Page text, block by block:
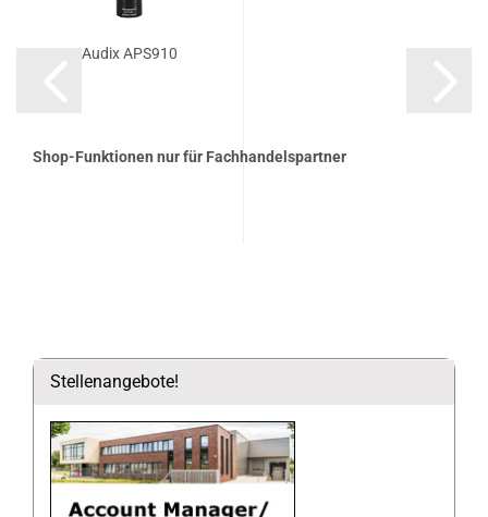
Audix APS910
Shop-Funktionen nur für Fachhandelspartner
Stellenangebote!